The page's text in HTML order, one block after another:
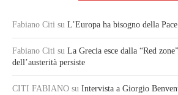
Fabiano Citi su L’Europa ha bisogno della Pace
Fabiano Citi su La Grecia esce dalla “Red
dell’austerità persiste
CITI FABIANO su Intervista a Giorgio